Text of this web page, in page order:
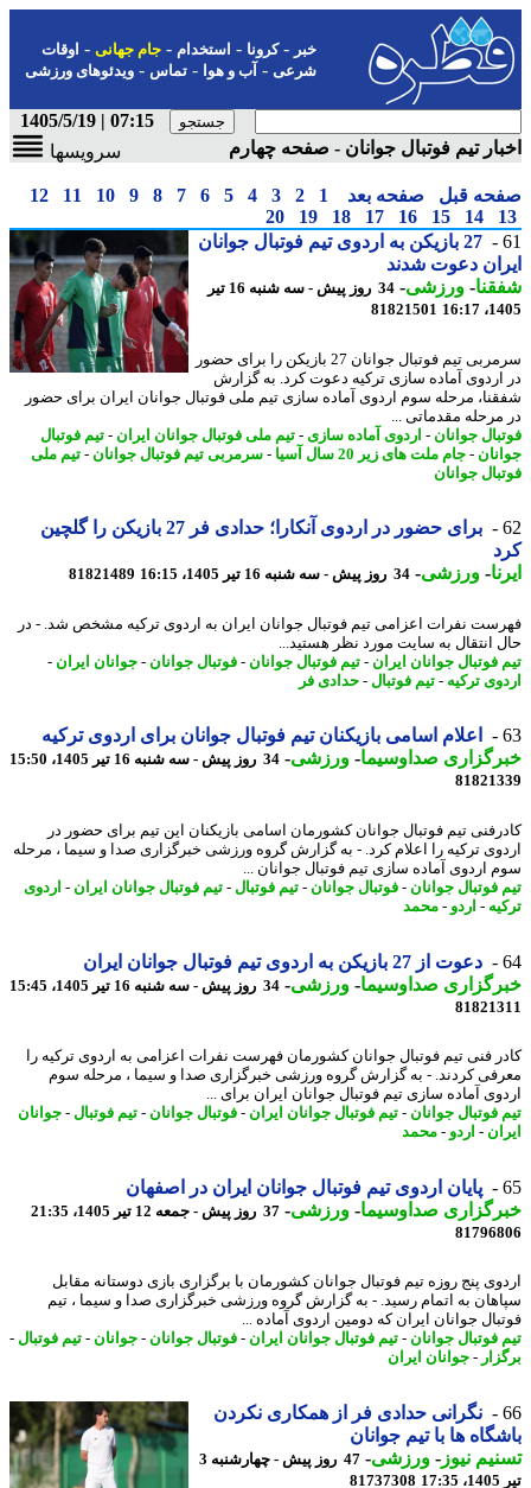
-کرونا-استخدام- جام جهانی-اوقات
شرعی-آب و هوا-تماس-ویدئوهای ورزشی
07:15 | 1405/5/19
تیم فوتبال جوانان - صفحه چهارم
سرویسها
قبل صفحه بعد 1
2
3
4
5
6
7
8
9
10
11
12
14
15
16
17
18
19
20
27 بازیکن به اردوی تیم فوتبال جوانان
دعوت شدند
-ورزشی-
34 روز پیش - سه شنبه 16 تیر
81821501
سرمربی تیم فوتبال جوانان 27 بازیکن را برای حضور
آماده سازی ترکیه دعوت کرد. به گزارش
مرحله سوم اردوی آماده سازی تیم ملی فوتبال جوانان ایران برای حضور
مقدماتی ...
جوانان-اردوی آماده سازی- تیم ملی فوتبال جوانان ایران -
تیم فوتبال
-جام ملت های زیر 20 سال آسیا -سرمربی تیم فوتبال جوانان-تیم ملی
جوانان
برای حضور در اردوی آنکارا؛ حدادی فر 27 بازیکن را گلچین
-ورزشی-34 روز پیش - سه شنبه 16 تیر 1405، 16:15 81821489
نفرات اعزامی تیم فوتبال جوانان ایران به اردوی ترکیه مشخص شد. - در
اﻧﺘﻘﺎل ﺑﻪ ﺳﺎﯾﺖ ﻣﻮرد ﻧﻈﺮ ﻫﺴﺘﯿﺪ...
فوتبال جوانان ایران - تیم فوتبال جوانان-فوتبال جوانان-جوانان ایران -
ترکیه-تیم فوتبال-حدادی فر
اعلام اسامی بازیکنان تیم فوتبال جوانان برای اردوی ترکیه
صداوسیما-ورزشی-34 روز پیش - سه شنبه 16 تیر 1405، 15:50
تیم فوتبال جوانان کشورمان اسامی بازیکنان این تیم برای حضور در
ترکیه را اعلام کرد. - به گزارش گروه ورزشی خبرگزاری صدا و سیما ، مرحله
اردوی آماده سازی تیم فوتبال جوانان ...
فوتبال جوانان-فوتبال جوانان-تیم فوتبال-تیم فوتبال جوانان ایران -
اردوی
-اردو - محمد
دعوت از 27 بازیکن به اردوی تیم فوتبال جوانان ایران
صداوسیما-ورزشی-34 روز پیش - سه شنبه 16 تیر 1405، 15:45
فنی تیم فوتبال جوانان کشورمان فهرست نفرات اعزامی به اردوی ترکیه را
کردند. - به گزارش گروه ورزشی خبرگزاری صدا و سیما ، مرحله سوم
آماده سازی تیم فوتبال جوانان ایران برای ...
فوتبال جوانان-تیم فوتبال جوانان ایران - فوتبال جوانان-تیم فوتبال-جوانان
- اردو - محمد
پایان اردوی تیم فوتبال جوانان ایران در اصفهان
صداوسیما-ورزشی-37 روز پیش - جمعه 12 تیر 1405، 21:35
پنج روزه تیم فوتبال جوانان کشورمان با برگزاری بازی دوستانه مقابل
به اتمام رسید. - به گزارش گروه ورزشی خبرگزاری صدا و سیما ، تیم
جوانان ایران که دومین اردوی آماده ...
فوتبال جوانان-تیم فوتبال جوانان ایران - فوتبال جوانان-جوانان-تیم فوتبال-
- جوانان ایران
نگرانی حدادی فر از همکاری نکردن
ها با تیم جوانان
نیوز-ورزشی-
47 روز پیش - چهارشنبه 3
81737308